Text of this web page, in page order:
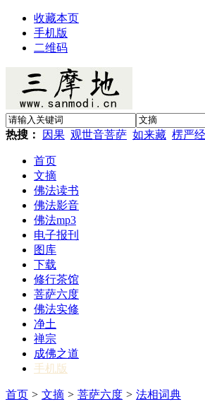
收藏本页
手机版
二维码
热搜： 因果 观世音菩萨 如来藏 楞严经
首页
文摘
佛法读书
佛法影音
佛法mp3
电子报刊
图库
下载
修行茶馆
菩萨六度
佛法实修
净土
禅宗
成佛之道
手机版
首页 > 文摘 > 菩萨六度 > 法相词典